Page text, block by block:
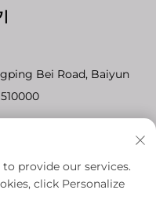
Bei Road, Baiyun
provide our services.
click Personalize